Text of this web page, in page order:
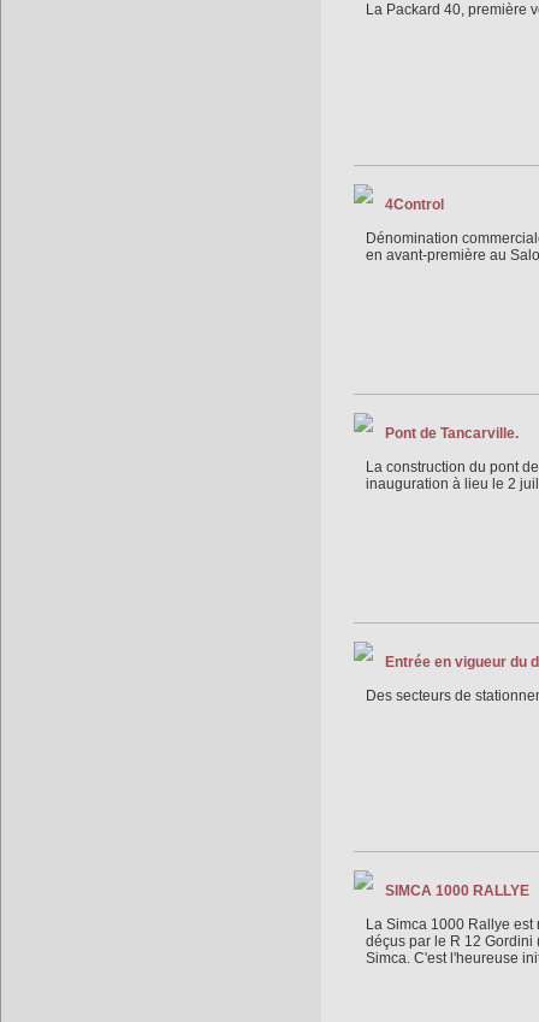
La Packard 40, première
4Control
Dénomination
en avant-première au
Pont de Tancarville.
La construction du pont
inauguration à lieu le 2
Entrée en vigueur du
Des secteurs de
SIMCA 1000 RALLYE
La Simca 1000 Rallye
déçus par le R 12
Simca. C'est l'heureuse